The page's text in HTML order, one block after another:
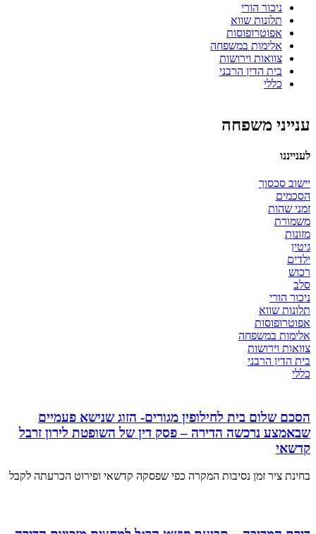
ניכור הורי
תלונות שווא
אפוטרופוסות
אלימות במשפחה
צוואות וירושות
בית הדין הרבני
כללי
ענייני משפחה
לענייננו
יישוב סכסוך
הסכמים
זמני שהות
משמורת
מזונות
גיטין
ילדים
רכוש
סלב
ניכור הורי
תלונות שווא
אפוטרופוסות
אלימות במשפחה
צוואות וירושות
בית הדין הרבני
כללי
הסכם שלום בית לחילופין מגורים- הזוג שנישא פעמיים
שבאמצע נרכשה הדירה – פסק דין של השופטת לירון זרבל
קדשאי
בחינת ציר זמן נסיבות המקרה כפי שפסקה קדשאי ופירוט הכרעתה לקבל